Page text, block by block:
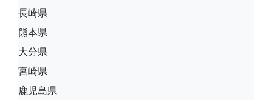
長崎県
熊本県
大分県
宮崎県
鹿児島県